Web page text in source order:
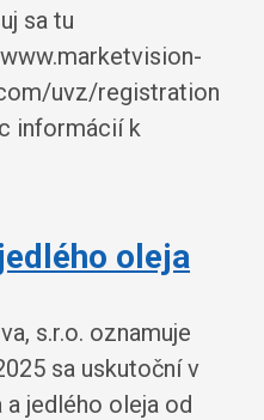
sa tu
uvz/registration
informácií k
oleja
s.r.o. oznamuje
sa uskutoční v
a jedlého oleja od